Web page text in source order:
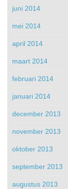
juni 2014
mei 2014
april 2014
maart 2014
februari 2014
januari 2014
december 2013
november 2013
oktober 2013
september 2013
augustus 2013